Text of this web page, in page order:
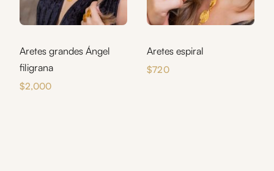
Aretes grandes Ángel
filigrana
$2,000
Aretes espiral
$720